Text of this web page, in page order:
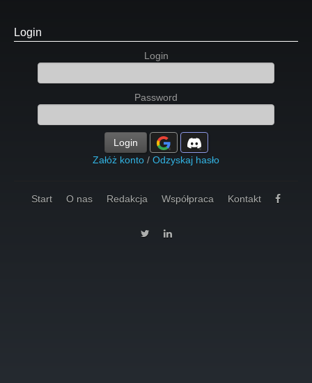
Login
Login
Password
Login
Załóż konto / Odzyskaj hasło
Start O nas Redakcja Współpraca Kontakt